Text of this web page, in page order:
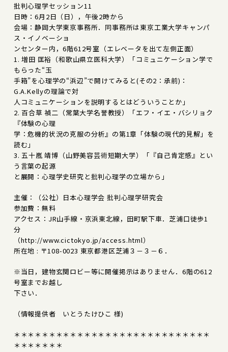
批判心理学セッション11
日時：6月2日（日），午後2時から
会場：静岡大学東京事務所．同事務所は東京工業大学キャンパ
ス・イノベーショ
ンセンター内，6階612号室（エレベータを出て左側正面）
1. 増田 匡裕（和歌山県立医科大学）「コミュニケーション学で
もらった“玉
手箱”を心理学の“浜辺”で開けてみると(その2：承前)：
G.A.Kellyの理論で対
人コミュニケーションを説明するとはどういうことか」
2. 百合草 禎二（常葉大学名誉教授）「エフ・イエ・バシリョク
『体験の心理
学：危機的状況の克服の分析』の第1章「体験の現代的見解」を
読む」
3. 五十嵐 靖博（山野美容芸術短期大学）「『自己肯定感』とい
う言葉の起源
と展開：心理学史研究と批判心理学の立場から」
主催：（公社）日本心理学会 批判心理学研究会
参加費：無料
アクセス：JR山手線・京浜東北線，田町駅下車．芝浦口徒歩1
分
（http://www.cictokyo.jp/access.html）
所在地 : 〒108-0023 東京都港区芝浦３－３－６．
※当日，建物玄関ロビー等に開催掲示はありません．6階の612
号室までお越し
下さい．
（情報提供者 いとうたけひこ 様)
＊＊＊＊＊＊＊＊＊＊＊＊＊＊＊＊＊＊＊＊＊＊＊＊＊＊＊＊
＊＊＊＊＊＊＊